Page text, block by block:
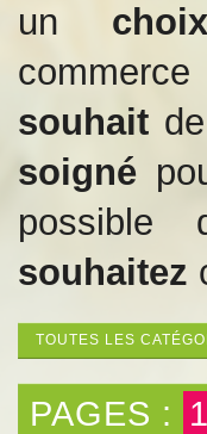
un
commerce
souhait
soigné
possible
souhaitez
TOUTES LES
PAGES : 1